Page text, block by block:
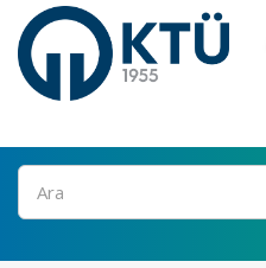
Ara